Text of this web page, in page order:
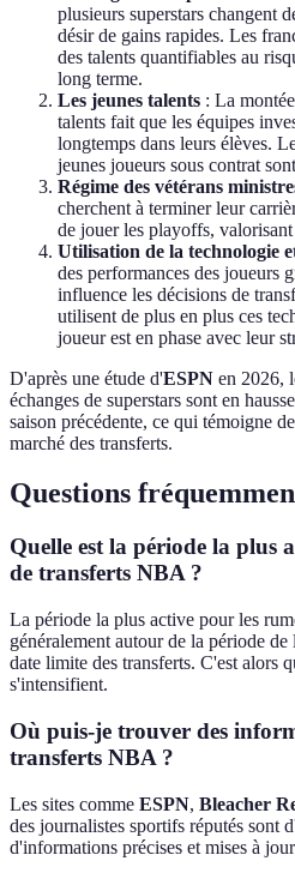
plusieurs superstars changent
désir de gains rapides. Les
des talents quantifiables au
long terme.
Les jeunes talents : La
talents fait que les équipes
longtemps dans leurs élèves.
jeunes joueurs sous contrat
Régime des vétérans
cherchent à terminer leur
de jouer les playoffs,
Utilisation de la technologie
des performances des joueurs
influence les décisions de
utilisent de plus en plus ces
joueur est en phase avec leur
D'après une étude d'ESPN en 2026,
échanges de superstars sont en
saison précédente, ce qui témoigne
marché des transferts.
Questions
Quelle est la période la plus
de transferts NBA ?
La période la plus active pour les
généralement autour de la période
date limite des transferts. C'est alors
s'intensifient.
Où puis-je trouver des
transferts NBA ?
Les sites comme ESPN, Bleacher
des journalistes sportifs réputés sont
d'informations précises et mises à